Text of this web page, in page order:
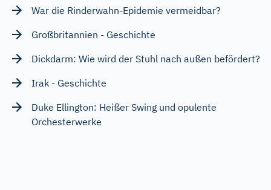
War die Rinderwahn-Epidemie vermeidbar?
Großbritannien - Geschichte
Dickdarm: Wie wird der Stuhl nach außen befördert?
Irak - Geschichte
Duke Ellington: Heißer Swing und opulente
Orchesterwerke